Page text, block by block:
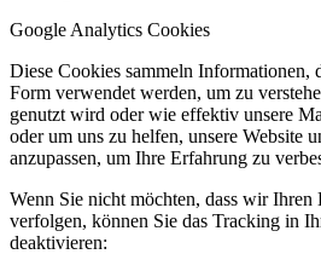
Google Analytics Cookies
Diese Cookies sammeln Informationen,
Form verwendet werden, um zu
genutzt wird oder wie effektiv unsere
oder um uns zu helfen, unsere Website
anzupassen, um Ihre Erfahrung zu
Wenn Sie nicht möchten, dass wir Ihren
verfolgen, können Sie das Tracking in
deaktivieren: